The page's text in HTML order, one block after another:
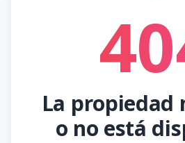
La propiedad
o no está